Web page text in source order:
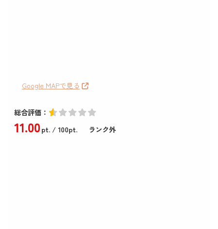
Google MAPで見る
総合評価：
11.00pt./ 100pt. ランク外